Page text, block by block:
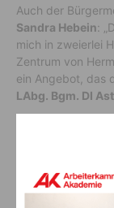
Auch der
Sandra Hebein:
mich in zweierlei
Zentrum von
ein Angebot, das
LAbg. Bgm. DI